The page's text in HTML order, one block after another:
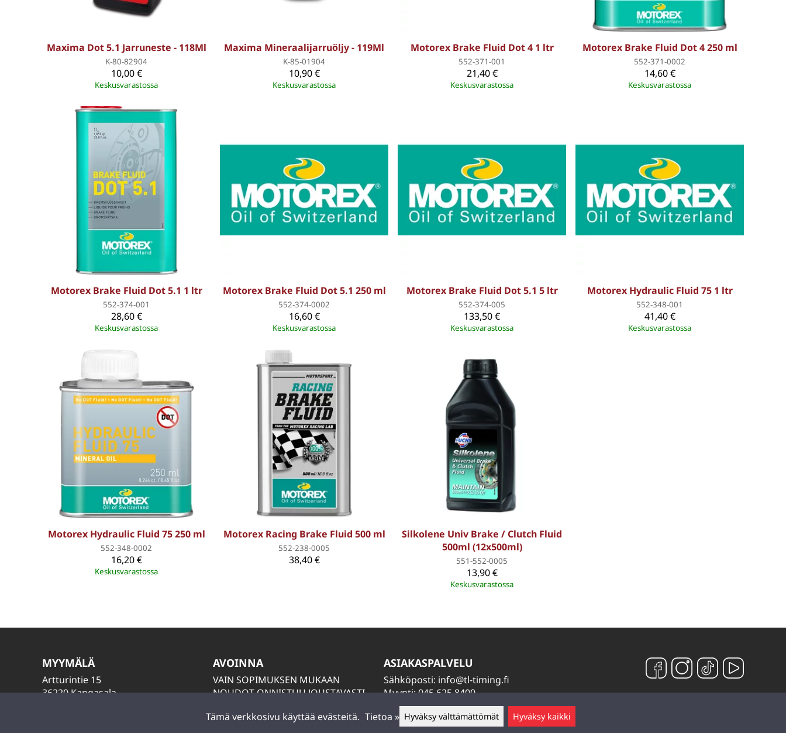
Maxima Dot 5.1 Jarruneste - 118Ml
K-80-82904
10,00 €
Keskusvarastossa
Maxima Mineraalijarruöljy - 119Ml
K-85-01904
10,90 €
Keskusvarastossa
Motorex Brake Fluid Dot 4 1 ltr
552-371-001
21,40 €
Keskusvarastossa
Motorex Brake Fluid Dot 4 250 ml
552-371-0002
14,60 €
Keskusvarastossa
Motorex Brake Fluid Dot 5.1 1 ltr
552-374-001
28,60 €
Keskusvarastossa
Motorex Brake Fluid Dot 5.1 250 ml
552-374-0002
16,60 €
Keskusvarastossa
Motorex Brake Fluid Dot 5.1 5 ltr
552-374-005
133,50 €
Keskusvarastossa
Motorex Hydraulic Fluid 75 1 ltr
552-348-001
41,40 €
Keskusvarastossa
Motorex Hydraulic Fluid 75 250 ml
552-348-0002
16,20 €
Keskusvarastossa
Motorex Racing Brake Fluid 500 ml
552-238-0005
38,40 €
Silkolene Univ Brake / Clutch Fluid
500ml (12x500ml)
551-552-0005
13,90 €
Keskusvarastossa
MYYMÄLÄ
Artturintie 15
36220 Kangasala
AVOINNA
VAIN SOPIMUKSEN MUKAAN
NOUDOT ONNISTUU JOUSTAVASTI
ASIAKASPALVELU
Sähköposti: info@tl-timing.fi
Myynti: 045 625 8400
Huolto: 045 884 2000
Tämä verkkosivu käyttää evästeitä. Tietoa » Hyväksy välttämättömät Hyväksy kaikki